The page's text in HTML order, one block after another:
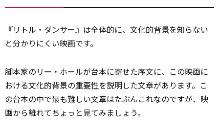
『リトル・ダンサー』は全体的に、文化的背景を知らない
と分かりにくい映画です。
脚本家のリー・ホールが台本に寄せた序文に、この映画に
おける文化的背景の重要性を説明した文章があります。こ
の台本の中で最も難しい文章はたぶんこれなのですが、映
画から離れてちょっと見てみましょう。